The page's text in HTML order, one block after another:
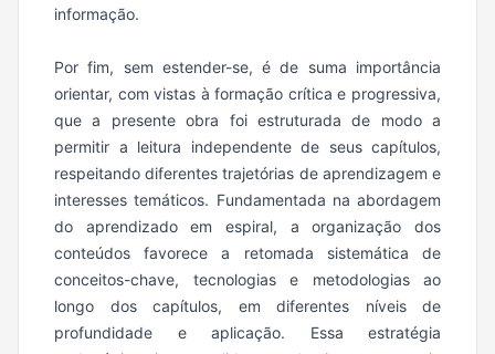
informação.
Por fim, sem estender-se, é de suma importância
orientar, com vistas à formação crítica e progressiva,
que a presente obra foi estruturada de modo a
permitir a leitura independente de seus capítulos,
respeitando diferentes trajetórias de aprendizagem e
interesses temáticos. Fundamentada na abordagem
do aprendizado em espiral, a organização dos
conteúdos favorece a retomada sistemática de
conceitos-chave, tecnologias e metodologias ao
longo dos capítulos, em diferentes níveis de
profundidade e aplicação. Essa estratégia